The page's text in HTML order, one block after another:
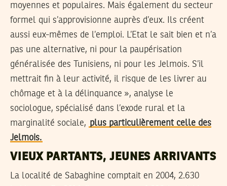
moyennes et populaires. Mais également du secteur
formel qui s’approvisionne auprès d’eux. Ils créent
aussi eux-mêmes de l’emploi. L’Etat le sait bien et n’a
pas une alternative, ni pour la paupérisation
généralisée des Tunisiens, ni pour les Jelmois. S’il
mettrait fin à leur activité, il risque de les livrer au
chômage et à la délinquance », analyse le
sociologue, spécialisé dans l’exode rural et la
marginalité sociale, plus particulièrement celle des
Jelmois.
VIEUX PARTANTS, JEUNES ARRIVANTS
La localité de Sabaghine comptait en 2004, 2.630